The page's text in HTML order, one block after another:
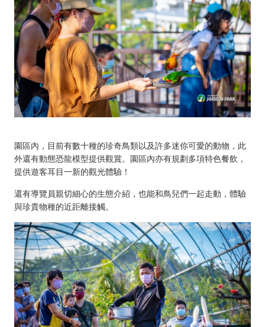
園區內，目前有數十種的珍奇鳥類以及許多迷你可愛的動物，此
外還有動態恐龍模型提供觀賞。園區內亦有規劃多項特色餐飲，
提供遊客耳目一新的觀光體驗！
還有導覽員親切細心的生態介紹，也能和鳥兒們一起走動，體驗
與珍貴物種的近距離接觸。